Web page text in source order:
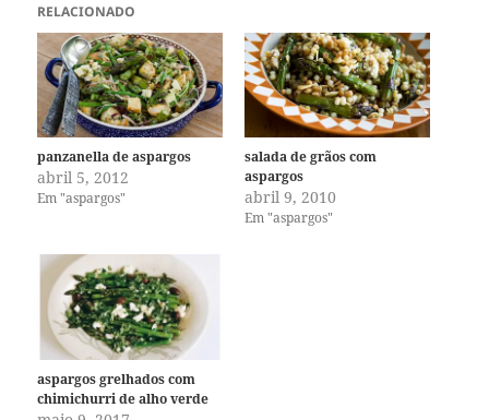
RELACIONADO
panzanella de aspargos
abril 5, 2012
Em "aspargos"
salada de grãos com
aspargos
abril 9, 2010
Em "aspargos"
aspargos grelhados com
chimichurri de alho verde